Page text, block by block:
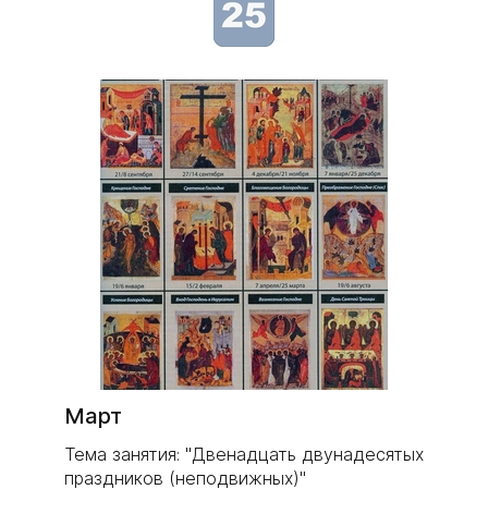
Март
Тема занятия: "Двенадцать двунадесятых
праздников (неподвижных)"